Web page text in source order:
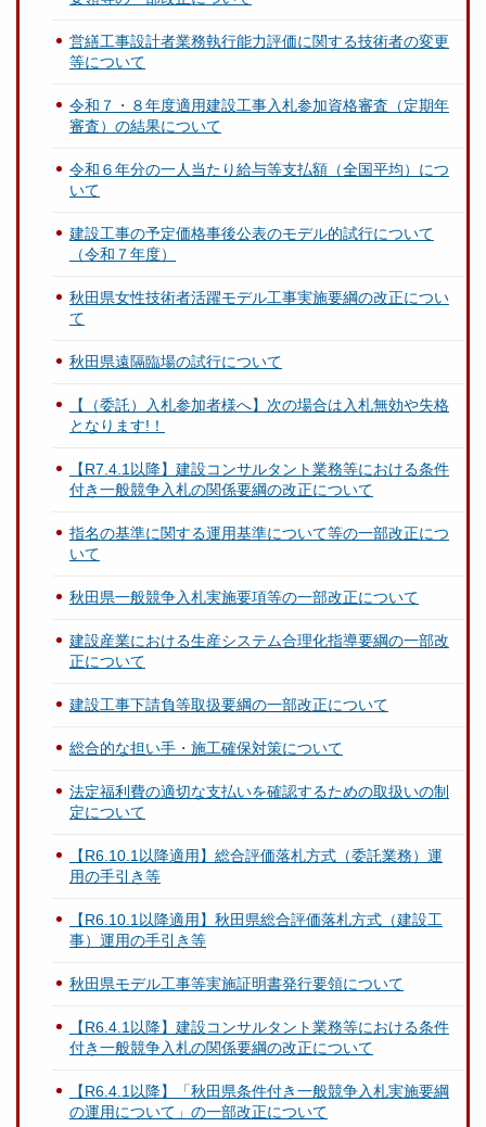
営繕工事設計者業務執行能力評価に関する技術者の変更
等について
令和７・８年度適用建設工事入札参加資格審査（定期年
審査）の結果について
令和６年分の一人当たり給与等支払額（全国平均）につ
いて
建設工事の予定価格事後公表のモデル的試行について
（令和７年度）
秋田県女性技術者活躍モデル工事実施要綱の改正につい
て
秋田県遠隔臨場の試行について
【（委託）入札参加者様へ】次の場合は入札無効や失格
となります!！
【R7.4.1以降】建設コンサルタント業務等における条件
付き一般競争入札の関係要綱の改正について
指名の基準に関する運用基準について等の一部改正につ
いて
秋田県一般競争入札実施要項等の一部改正について
建設産業における生産システム合理化指導要綱の一部改
正について
建設工事下請負等取扱要綱の一部改正について
総合的な担い手・施工確保対策について
法定福利費の適切な支払いを確認するための取扱いの制
定について
【R6.10.1以降適用】総合評価落札方式（委託業務）運
用の手引き等
【R6.10.1以降適用】秋田県総合評価落札方式（建設工
事）運用の手引き等
秋田県モデル工事等実施証明書発行要領について
【R6.4.1以降】建設コンサルタント業務等における条件
付き一般競争入札の関係要綱の改正について
【R6.4.1以降】「秋田県条件付き一般競争入札実施要綱
の運用について」の一部改正について